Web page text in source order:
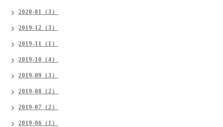
2020-01（3）
2019-12（3）
2019-11（1）
2019-10（4）
2019-09（3）
2019-08（2）
2019-07（2）
2019-06（1）